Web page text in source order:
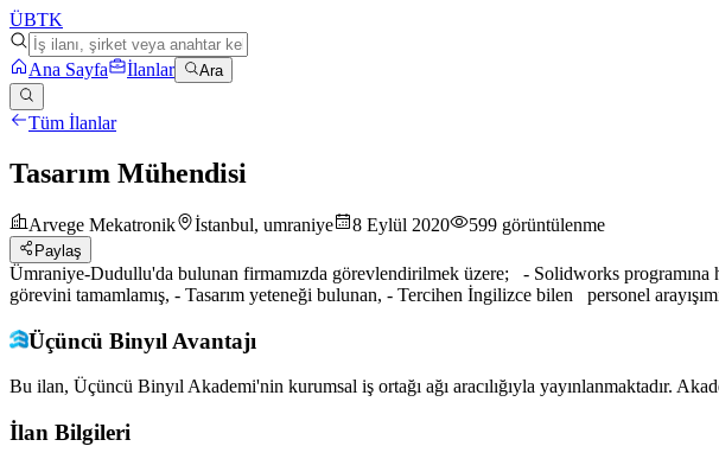
ÜBTK
Ana Sayfa İlanlar Ara
Tüm İlanlar
Tasarım Mühendisi
Arvege Mekatronik İstanbul, umraniye 8 Eylül 2020 599 görüntülenme
Paylaş
Ümraniye-Dudullu'da bulunan firmamızda görevlendirilmek üzere; - Solidworks programına
görevini tamamlamış, - Tasarım yeteneği bulunan, - Tercihen İngilizce bilen personel
Üçüncü Binyıl Avantajı
Bu ilan, Üçüncü Binyıl Akademi'nin kurumsal iş ortağı ağı aracılığıyla yayınlanmaktadır.
İlan Bilgileri